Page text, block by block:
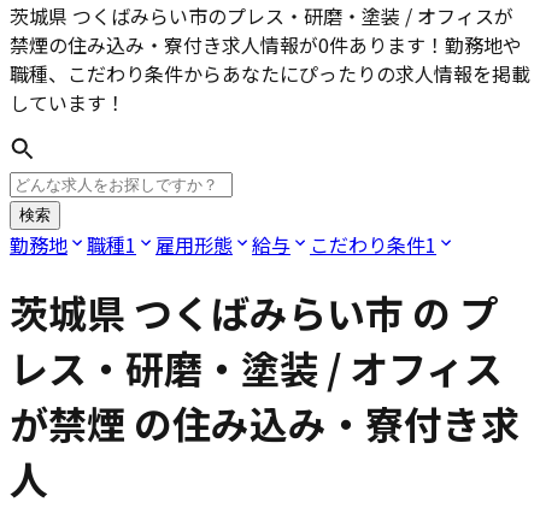
茨城県 つくばみらい市のプレス・研磨・塗装 / オフィスが
禁煙の住み込み・寮付き求人情報が0件あります！勤務地や
職種、こだわり条件からあなたにぴったりの求人情報を掲載
しています！
検索
勤務地 職種1 雇用形態 給与 こだわり条件1
茨城県 つくばみらい市 の プ
レス・研磨・塗装 / オフィス
が禁煙 の住み込み・寮付き求
人